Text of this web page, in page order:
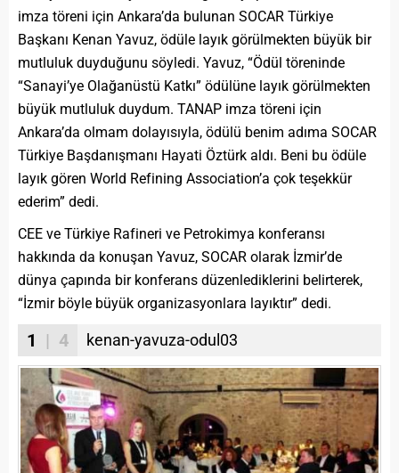
imza töreni için Ankara’da bulunan SOCAR Türkiye
Başkanı Kenan Yavuz, ödüle layık görülmekten büyük bir
mutluluk duyduğunu söyledi. Yavuz, “Ödül töreninde
“Sanayi’ye Olağanüstü Katkı” ödülüne layık görülmekten
büyük mutluluk duydum. TANAP imza töreni için
Ankara’da olmam dolayısıyla, ödülü benim adıma SOCAR
Türkiye Başdanışmanı Hayati Öztürk aldı. Beni bu ödüle
layık gören World Refining Association’a çok teşekkür
ederim” dedi.
CEE ve Türkiye Rafineri ve Petrokimya konferansı
hakkında da konuşan Yavuz, SOCAR olarak İzmir’de
dünya çapında bir konferans düzenlediklerini belirterek,
“İzmir böyle büyük organizasyonlara layıktır” dedi.
1 | 4 kenan-yavuza-odul03